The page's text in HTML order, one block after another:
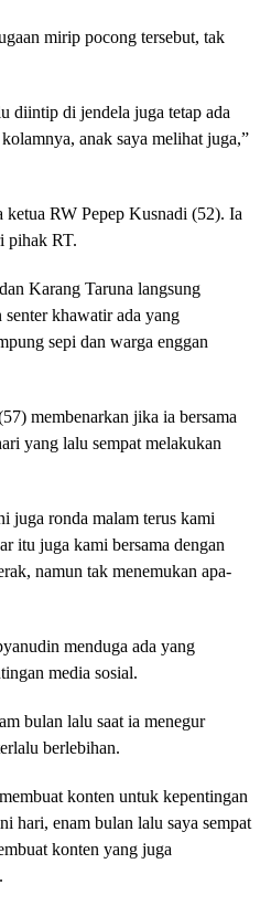
mirip pocong tersebut, tak
diintip di jendela juga tetap ada
anak saya melihat juga,”
ketua RW Pepep Kusnadi (52). Ia
pihak RT.
Karang Taruna langsung
khawatir ada yang
sepi dan warga enggan
membenarkan jika ia bersama
yang lalu sempat melakukan
juga ronda malam terus kami
itu juga kami bersama dengan
namun tak menemukan apa-
menduga ada yang
media sosial.
bulan lalu saat ia menegur
berlebihan.
konten untuk kepentingan
hari, enam bulan lalu saya sempat
konten yang juga